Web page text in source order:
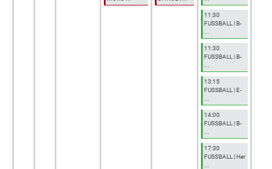
11:30
FUSSBALL | B-
...
11:30
FUSSBALL | B-
...
13:15
FUSSBALL | E-
...
14:00
FUSSBALL | B-
...
17:30
FUSSBALL | Her
...